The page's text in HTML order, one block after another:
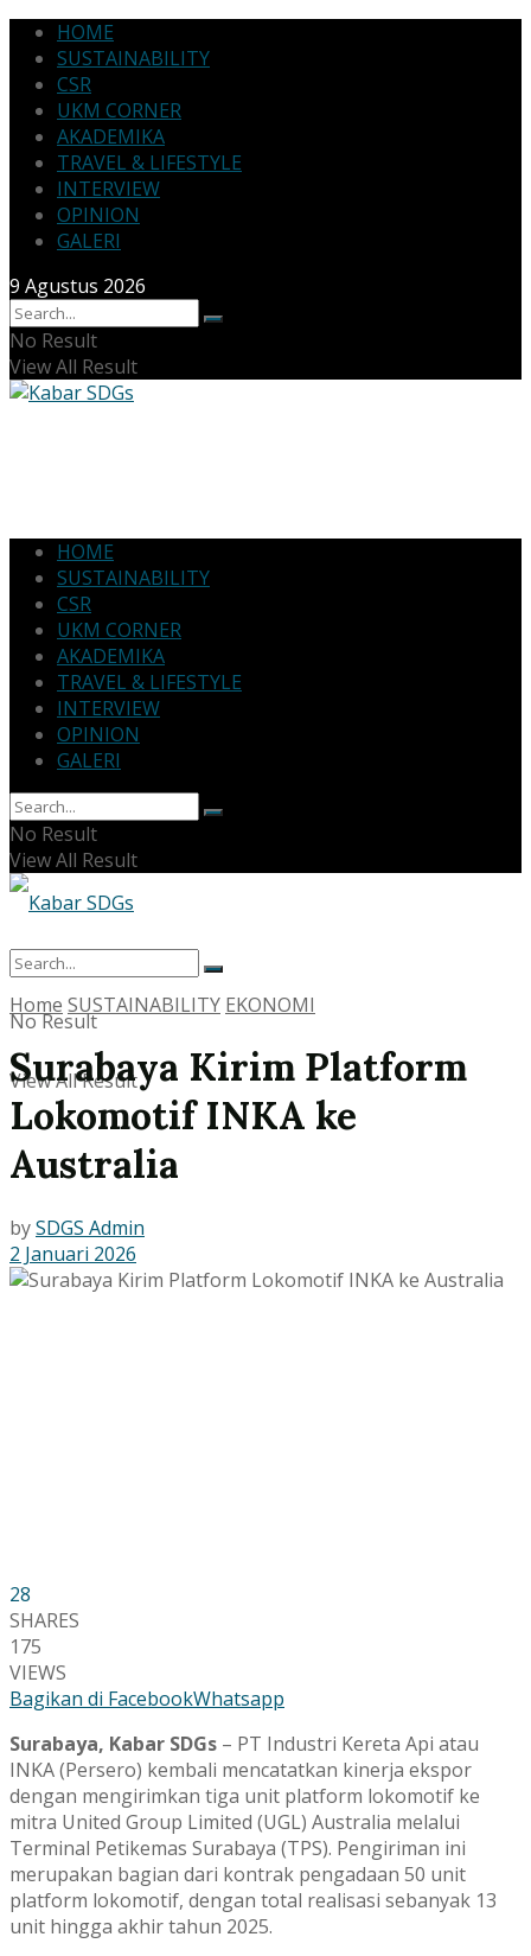
HOME
SUSTAINABILITY
CSR
UKM CORNER
AKADEMIKA
TRAVEL & LIFESTYLE
INTERVIEW
OPINION
GALERI
9 Agustus 2026
No Result
View All Result
HOME
SUSTAINABILITY
CSR
UKM CORNER
AKADEMIKA
TRAVEL & LIFESTYLE
INTERVIEW
OPINION
GALERI
No Result
View All Result
No Result
View All Result
Home SUSTAINABILITY EKONOMI
Surabaya Kirim Platform
Lokomotif INKA ke
Australia
bySDGS Admin
2 Januari 2026
28
SHARES
175
VIEWS
Bagikan di FacebookWhatsapp
Surabaya, Kabar SDGs – PT Industri Kereta Api atau
INKA (Persero) kembali mencatatkan kinerja ekspor
dengan mengirimkan tiga unit platform lokomotif ke
mitra United Group Limited (UGL) Australia melalui
Terminal Petikemas Surabaya (TPS). Pengiriman ini
merupakan bagian dari kontrak pengadaan 50 unit
platform lokomotif, dengan total realisasi sebanyak 13
unit hingga akhir tahun 2025.